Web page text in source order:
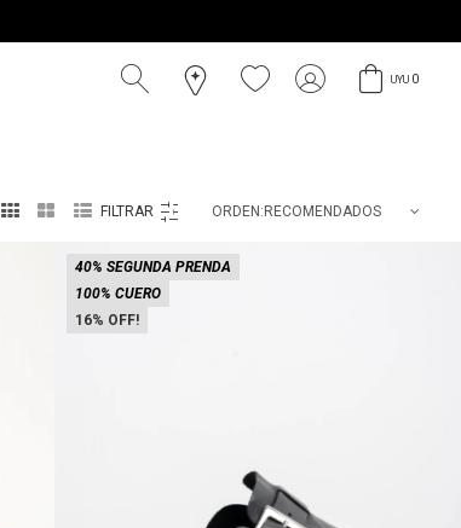
UYU 0
   RECOMENDADOS
16
100% CUERO
40% SEGUNDA PRENDA